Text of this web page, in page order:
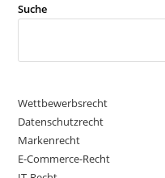
Suche
Wettbewerbsrecht
Datenschutzrecht
Markenrecht
E-Commerce-Recht